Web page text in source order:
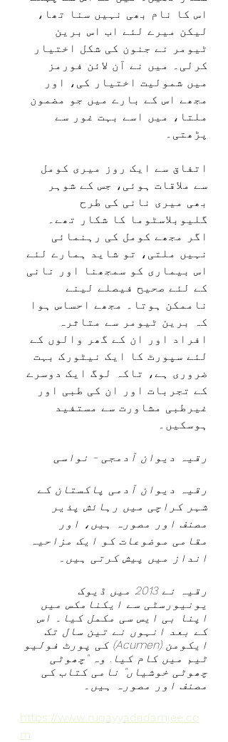
اس کا نام بھی نہيں سنا تھا،
لیکن میرے لئے اب اس برین
ٹیومر نے جنون کی شکل اختیار
کرلی۔ میں نے آن لائن فورمز
میں شمولیت اختیار کی، اور
مجھے اس کے بارے میں جو مضمون
ملتا، میں اسے بہت غور سے
پڑھتی۔
اتفاق سے ایک روز میری کومل
سے ملاقات ہوئی، جس کے شوہر
بھی میری نانی کی طرح
گلیوبلاسٹوما کا شکار تھے۔
اگر مجھے کومل کی رہنمائی
نہيں ملتی، تو شاید ہمارے لئے
اس بیماری کو سمجھنا اور نانی
کے لئے صحیح فیصلے لینے
ناممکن ہوتا۔ مجھے احساس ہوا
کہ برین ٹیومر سے متاثرہ
افراد اور ان کے گھر والوں کے
لئے سپورٹ کا ایک نیٹورک بہت
ضروری ہے، تاکہ لوگ ایک دوسرے
کے تجربات اور ان کی طبی اور
غیرطبی مشاورت سے مستفید
ہوسکیں۔
رقیہ دیوان آدمجی - نواسی
رقیہ دیوان آدمی پاکستان کے
شہر کراچی میں رہائش پذیر
مصنف اور مصورہ ہیں، اور
مقامی موضوعات کو ایک مزاحیہ
انداز میں پیش کرتی ہیں۔
رقیہ نے 2013 میں ڈیوک
یونیورسٹی سے ایکنامکس میں
اپنا بی ایس سی مکمل کیا۔ اس
کے بعد انہوں نے تین سال تک
ایکومن (Acumen) کی پورٹ فولیو
ٹیم میں کام کیا. وہ "چھوٹی
چھوٹی خوشیاں" نامی کتاب کی
مصنف اور مصورہ ہیں۔
https://www.ruqayyadadamjee.co
m